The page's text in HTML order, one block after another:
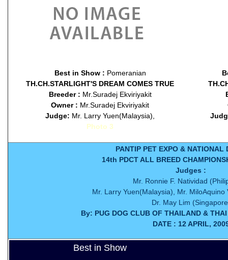
Best in Show : Pomeranian
TH.CH.STARLIGHT'S DREAM COMES TRUE
Breeder : Mr.Suradej Ekviriyakit
Owner : Mr.Suradej Ekviriyakit
Judge: Mr. Larry Yuen(Malaysia),
Photo 3
PANTIP PET EXPO & NATIONAL
14th PDCT ALL BREED
Judges :
Mr. Ronnie F. Natividad
Mr. Larry Yuen(Malaysia), Mr. MiloAquino
Dr. May Lim
By: PUG DOG CLUB OF THAILAND &
DATE : 12 APRIL,
Best in Show